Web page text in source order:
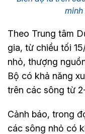
minh
Theo Trung tâm
gia, từ chiều tối
nhỏ, thượng
Bộ có khả năng
trên các sông từ
​Cảnh báo, trong
các sông nhỏ có